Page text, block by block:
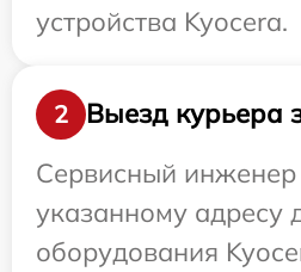
устройства Kyocera.
2
Выезд курьера
Сервисный инженер
указанному адресу
оборудования